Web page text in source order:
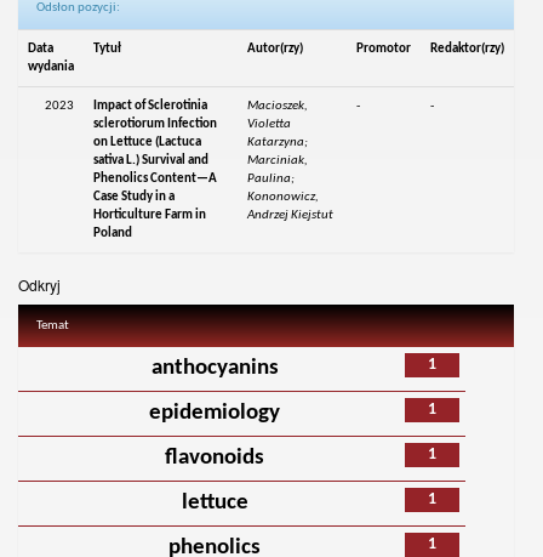
Odsłon pozycji:
Data
wydania
Tytuł Autor(rzy) Promotor Redaktor(rzy)
2023
Impact of Sclerotinia
sclerotiorum Infection
on Lettuce (Lactuca
sativa L.) Survival and
Phenolics Content—A
Case Study in a
Horticulture Farm in
Poland
Macioszek,
Violetta
Katarzyna;
Marciniak,
Paulina;
Kononowicz,
Andrzej Kiejstut
- -
Odkryj
Temat
1
anthocyanins
1
epidemiology
1
flavonoids
1
lettuce
1
phenolics